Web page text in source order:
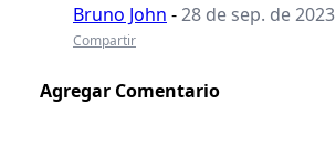
Bruno John -28 de sep. de 2023
Compartir
Agregar Comentario